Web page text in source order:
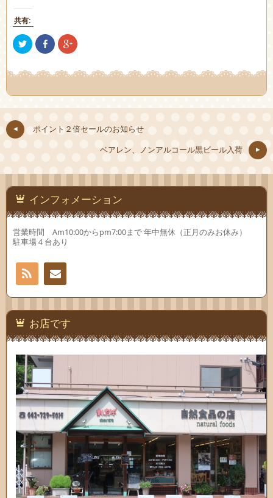
共有:
ク
リ
し
て
で
い
で
き
ま
す)
Facebook
で
(新
し
ウ
ン
で
ク
リ
し
て
で
有
し
い
で
き
ま
す)
ポイント２倍セールのお知らせ
ベアレン、ノンアルコール黒ビール入荷
インフォメーション
営業時間 Am10:00からpm7:00まで 年中無休（正月のみお休み）
駐車場４台あり
お問
い合
わせ
お店です